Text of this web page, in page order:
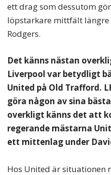
ett drag som dessutom
löpstarkare mittfält
Rodgers.
Det känns nästan
Liverpool var betydligt
United på Old Trafford.
göra någon av sina
overkligt känns det att
regerande mästarna
ett mittenlag under
Hos United är situationen